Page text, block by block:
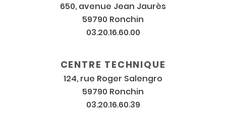
650, avenue Jean Jaurès
59790 Ronchin
03.20.16.60.00
CENTRE TECHNIQUE
124, rue Roger Salengro
59790 Ronchin
03.20.16.60.39